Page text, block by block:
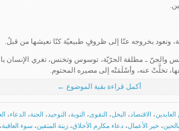
ونعود بخروجه عنّا إلى ظروفٍ طبيعيّة كنّا نعيشها من قبلُ.
والجنّ ـ مطلقة الحرّيّة، توسوس وتخنس، تغري الإنسان
تخلَّتْ عنه، وأسْلَمَتْه إلى مصيره المحتوم.
أكمل قراءة بقية الموضوع ←
العابدين، الاقتصاد ، البخل، التقوى، التوبة، التوحيد ، الجنة، الدعاء،
، خير الأعمال، دعاء مكارم الأخلاق، زينة المتقين، سوء العاقبة،